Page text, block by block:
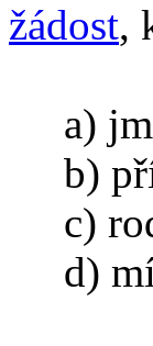
žádost,
a)
b)
c)
d)